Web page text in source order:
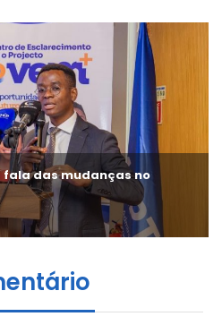
fala das mudanças no